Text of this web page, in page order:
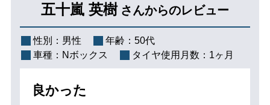
五十嵐 英樹 さんからのレビュー
性別： 男性 年齢： 50代
車種： Nボックス タイヤ使用月数： 1ヶ月
良かった